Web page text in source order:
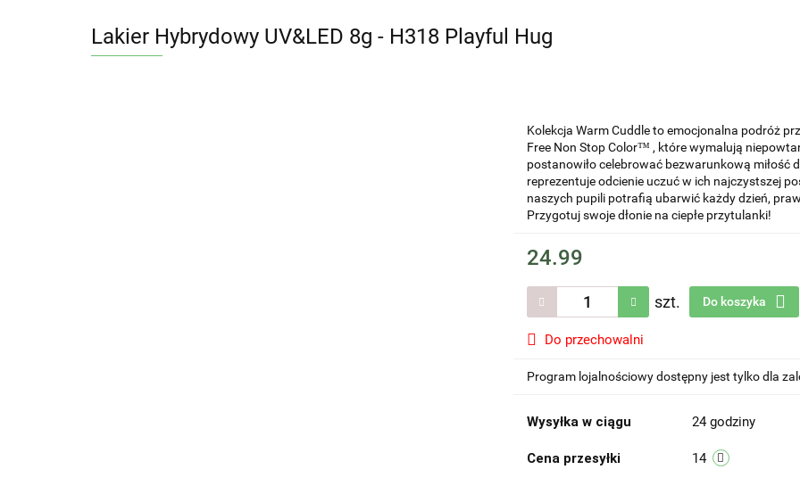
Lakier Hybrydowy UV&LED 8g - H318 Playful Hug
Kolekcja Warm Cuddle to emocjonalna podróż
Free Non Stop Color™ , które wymalują
postanowiło celebrować bezwarunkową miłość
reprezentuje odcienie uczuć w ich najczystszej
naszych pupili potrafią ubarwić każdy dzień,
Przygotuj swoje dłonie na ciepłe przytulanki!
24.99
szt. Do koszyka
Do przechowalni
Program lojalnościowy dostępny jest tylko dla
Wysyłka w ciągu 24 godziny
Cena przesyłki 14